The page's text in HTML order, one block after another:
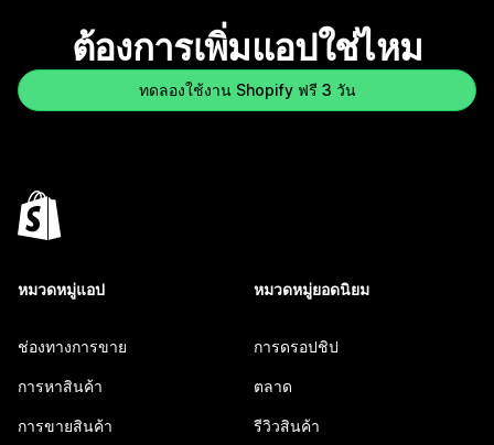
ต้องการเพิ่มแอปใช่ไหม
ทดลองใช้งาน Shopify ฟรี 3 วัน
หมวดหมู่แอป
ช่องทางการขาย
การหาสินค้า
การขายสินค้า
หมวดหมู่ยอดนิยม
การดรอปชิป
ตลาด
รีวิวสินค้า